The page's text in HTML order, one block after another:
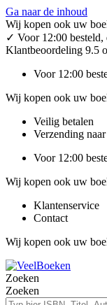
Ga naar de inhoud
Wij kopen ook uw
✓ Voor 12:00 besteld,
Klantbeoordeling 9.5
Voor 12:00
Wij kopen ook uw
Veilig betalen
Verzending
Voor 12:00
Wij kopen ook uw
Klantenservice
Contact
Wij kopen ook uw
Zoeken
Zoeken